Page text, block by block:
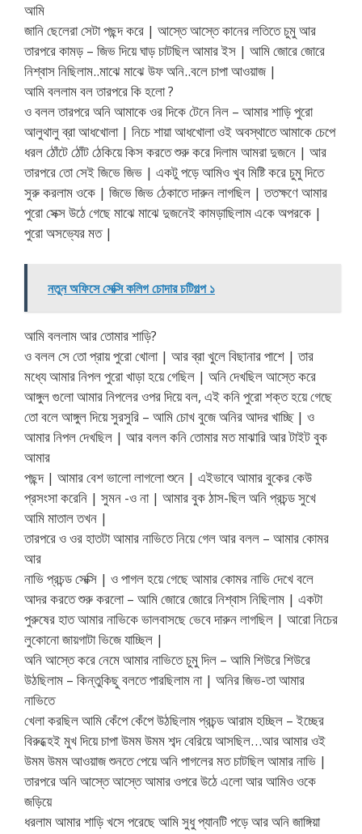
আমি
জানি ছেলেরা সেটা পছন্দ করে | আস্তে আস্তে কানের লতিতে চুমু আর
তারপরে কামড় – জিভ দিয়ে ঘাড় চাটছিল আমার ইস | আমি জোরে জোরে
নিশ্বাস নিছিলাম..মাঝে মাঝে উফ অনি..বলে চাপা আওয়াজ |
আমি বললাম বল তারপরে কি হলো ?
ও বলল তারপরে অনি আমাকে ওর দিকে টেনে নিল – আমার শাড়ি পুরো
আলুথালু ব্রা আধখোলা | নিচে শায়া আধখোলা ওই অবস্থাতে আমাকে চেপে
ধরল ঠোঁটে ঠোঁট ঠেকিয়ে কিস করতে শুরু করে দিলাম আমরা দুজনে | আর
তারপরে তো সেই জিভে জিভ | একটু পড়ে আমিও খুব মিষ্টি করে চুমু দিতে
সুরু করলাম ওকে | জিভে জিভ ঠেকাতে দারুন লাগছিল | ততক্ষণে আমার
পুরো সেক্স উঠে গেছে মাঝে মাঝে দুজনেই কামড়াছিলাম একে অপরকে |
পুরো অসভ্যের মত |
নতুন অফিসে সেক্সি কলিগ চোদার চটিগল্প ১
আমি বললাম আর তোমার শাড়ি?
ও বলল সে তো প্রায় পুরো খোলা | আর ব্রা খুলে বিছানার পাশে | তার
মধ্যে আমার নিপল পুরো খাড়া হয়ে গেছিল | অনি দেখছিল আস্তে করে
আঙ্গুল গুলো আমার নিপলের ওপর দিয়ে বল, এই কনি পুরো শক্ত হয়ে গেছে
তো বলে আঙ্গুল দিয়ে সুরসুরি – আমি চোখ বুজে অনির আদর খাচ্ছি | ও
আমার নিপল দেখছিল | আর বলল কনি তোমার মত মাঝারি আর টাইট বুক
আমার
পছন্দ | আমার বেশ ভালো লাগলো শুনে | এইভাবে আমার বুকের কেউ
প্রসংসা করেনি | সুমন -ও না | আমার বুক ঠাস-ছিল অনি প্রচন্ড সুখে
আমি মাতাল তখন |
তারপরে ও ওর হাতটা আমার নাভিতে নিয়ে গেল আর বলল – আমার কোমর
আর
নাভি প্রচন্ড সেক্সি | ও পাগল হয়ে গেছে আমার কোমর নাভি দেখে বলে
আদর করতে শুরু করলো – আমি জোরে জোরে নিশ্বাস নিছিলাম | একটা
পুরুষের হাত আমার নাভিকে ভালবাসছে ভেবে দারুন লাগছিল | আরো নিচের
লুকোনো জায়গাটা ভিজে যাচ্ছিল |
অনি আস্তে করে নেমে আমার নাভিতে চুমু দিল – আমি শিউরে শিউরে
উঠছিলাম – কিন্তুকিছু বলতে পারছিলাম না | অনির জিভ-তা আমার
নাভিতে
খেলা করছিল আমি কেঁপে কেঁপে উঠছিলাম প্রচন্ড আরাম হচ্ছিল – ইচ্ছের
বিরুধ্হেই মুখ দিয়ে চাপা উমম উমম শব্দ বেরিয়ে আসছিল…আর আমার ওই
উমম উমম আওয়াজ শুনতে পেয়ে অনি পাগলের মত চাটছিল আমার নাভি |
তারপরে অনি আস্তে আস্তে আমার ওপরে উঠে এলো আর আমিও ওকে
জড়িয়ে
ধরলাম আমার শাড়ি খসে পরেছে আমি সুধু প্যানটি পড়ে আর অনি জাঙ্গিয়া